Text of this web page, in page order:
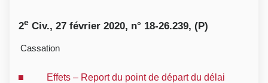
2e Civ., 27 février 2020, n° 18-26.239, (P)
Cassation
Effets – Report du point de départ du délai